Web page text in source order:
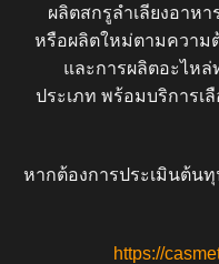
ผลิตสกรูลำเลียงอาห
หรือผลิตใหม่ตามความ
และการผลิตอะไห
ประเภท พร้อมบริการเ
หากต้องการประเมินต้น
https://